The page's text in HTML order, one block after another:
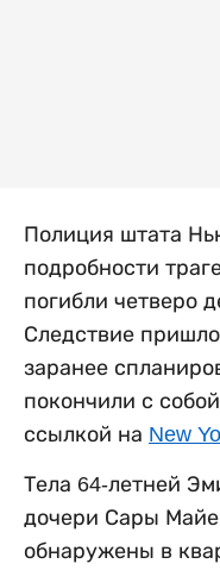
Полиция штата
подробности
погибли четверо
Следствие
заранее
покончили с
ссылкой на New
Тела 64-летней
дочери Сары
обнаружены в